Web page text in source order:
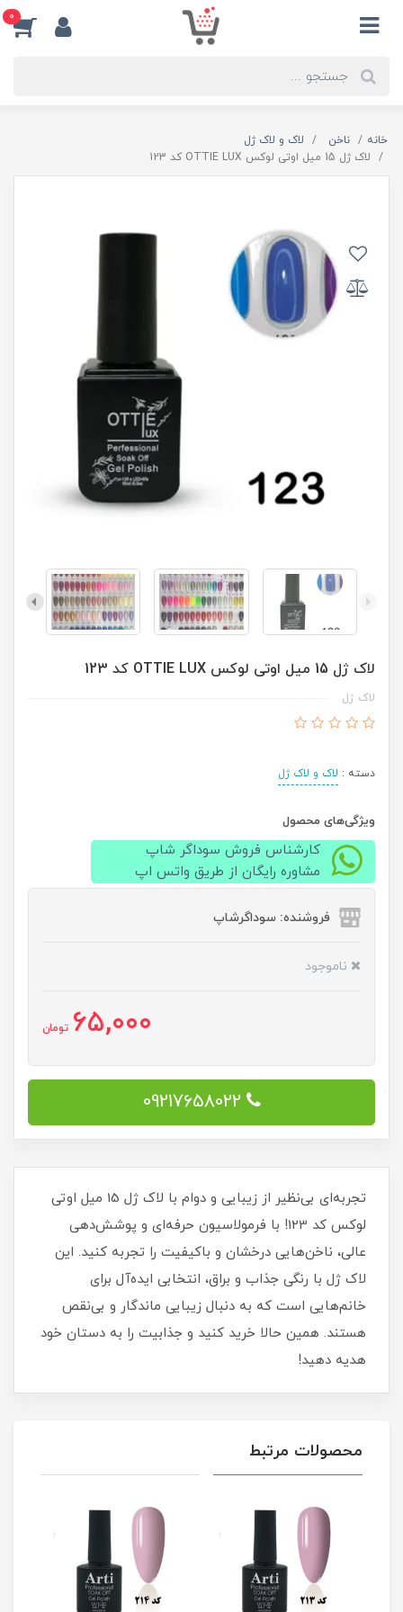
0
خانه ناخن
لاک و لاک ژل
لاک ژل 15 میل اوتی لوکس OTTIE LUX کد 123
لاک ژل 15 میل اوتی لوکس OTTIE LUX کد 123
لاک ژل
دسته : لاک و لاک ژل
ویژگی‌های محصول
کارشناس فروش سوداگر شاپ
مشاوره رایگان از طریق واتس اپ
فروشنده: سوداگرشاپ
ناموجود
65,000 تومان
09217658022
تجربه‌ای بی‌نظیر از زیبایی و دوام با لاک ژل 15 میل اوتی
لوکس کد 123! با فرمولاسیون حرفه‌ای و پوشش‌دهی
عالی، ناخن‌هایی درخشان و باکیفیت را تجربه کنید. این
لاک ژل با رنگی جذاب و براق، انتخابی ایده‌آل برای
خانم‌هایی است که به دنبال زیبایی ماندگار و بی‌نقص
هستند. همین حالا خرید کنید و جذابیت را به دستان خود
هدیه دهید!
محصولات مرتبط